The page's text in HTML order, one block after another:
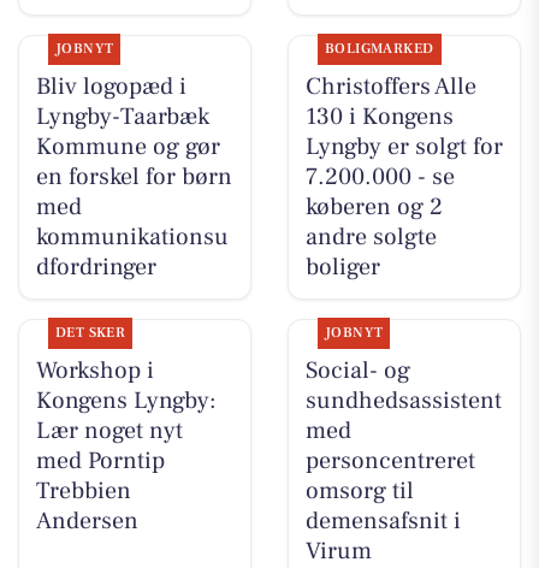
JOBNYT
Bliv logopæd i
Lyngby-Taarbæk
Kommune og gør
en forskel for børn
med
kommunikationsu
dfordringer
BOLIGMARKED
Christoffers Alle
130 i Kongens
Lyngby er solgt for
7.200.000 - se
køberen og 2
andre solgte
boliger
DET SKER
Workshop i
Kongens Lyngby:
Lær noget nyt
med Porntip
Trebbien
Andersen
JOBNYT
Social- og
sundhedsassistent
med
personcentreret
omsorg til
demensafsnit i
Virum